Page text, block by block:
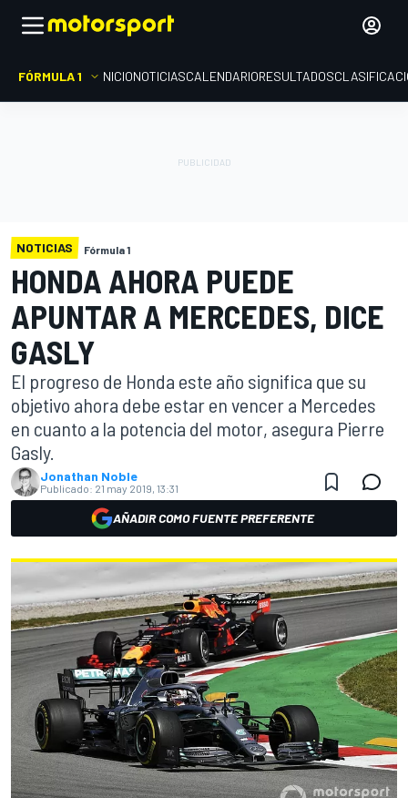
FÓRMULA 1 INICIONOTICIASCALENDARIORESULTADOS
NOTICIAS Fórmula 1
HONDA AHORA PUEDE
APUNTAR A MERCEDES, DICE
GASLY
El progreso de Honda este año significa que su
objetivo ahora debe estar en vencer a Mercedes
en cuanto a la potencia del motor, asegura Pierre
Gasly.
Jonathan Noble
Publicado: 21 may 2019, 13:31
AÑADIR COMO FUENTE PREFERENTE